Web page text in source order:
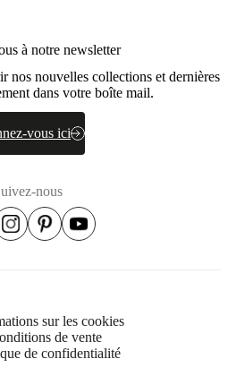
à notre newsletter
nos nouvelles collections et dernières
dans votre boîte mail.
vous ici
nous
sur les cookies
de vente
de confidentialité